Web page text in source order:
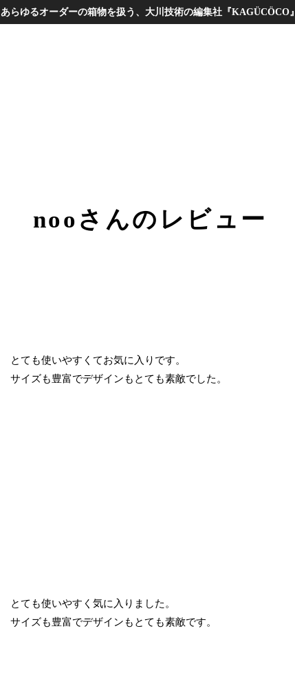
あらゆるオーダーの箱物を扱う、大川技術の編集社『KAGÜCÖCO』
nooさんのレビュー
とても使いやすくてお気に入りです。
サイズも豊富でデザインもとても素敵でした。
とても使いやすく気に入りました。